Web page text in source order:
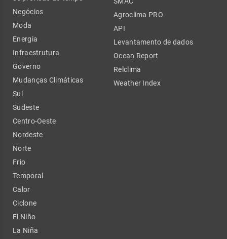
Negócios
Moda
Energia
Infraestrutura
Governo
Mudanças Climáticas
Sul
Sudeste
Centro-Oeste
Nordeste
Norte
Frio
Temporal
Calor
Ciclone
El Niño
La Niña
Agroclima PRO
API
Levantamento de dados
Ocean Report
Relclima
Weather Index